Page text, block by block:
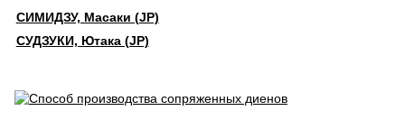
СИМИДЗУ, Масаки (JP)
СУДЗУКИ, Ютака (JP)